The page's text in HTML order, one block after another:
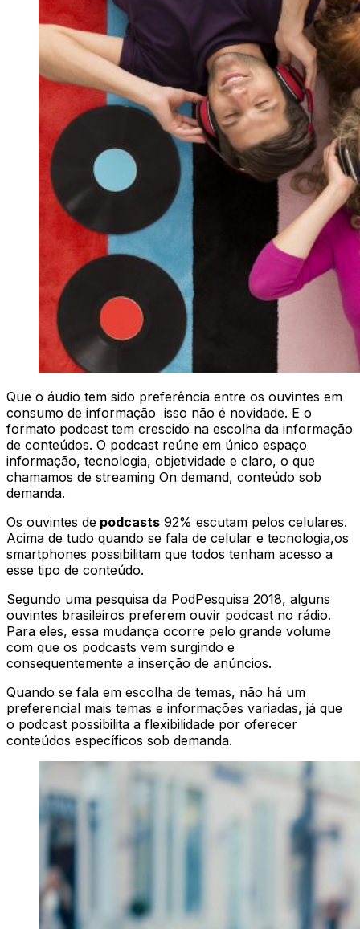
Que o áudio tem sido preferência entre os ouvintes em
consumo de informação isso não é novidade. E o
formato podcast tem crescido na escolha da informação
de conteúdos. O podcast reúne em único espaço
informação, tecnologia, objetividade e claro, o que
chamamos de streaming On demand, conteúdo sob
demanda.
Os ouvintes de podcasts 92% escutam pelos celulares.
Acima de tudo quando se fala de celular e tecnologia,os
smartphones possibilitam que todos tenham acesso a
esse tipo de conteúdo.
Segundo uma pesquisa da PodPesquisa 2018, alguns
ouvintes brasileiros preferem ouvir podcast no rádio.
Para eles, essa mudança ocorre pelo grande volume
com que os podcasts vem surgindo e
consequentemente a inserção de anúncios.
Quando se fala em escolha de temas, não há um
preferencial mais temas e informações variadas, já que
o podcast possibilita a flexibilidade por oferecer
conteúdos específicos sob demanda.